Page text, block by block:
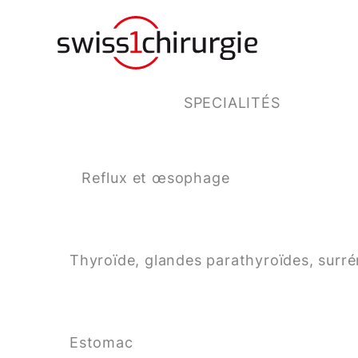
SPECIALITÉS
Reflux et œsophage
Thyroïde, glandes parathyroïdes,
Estomac